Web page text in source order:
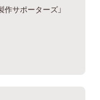
サポーターズ」